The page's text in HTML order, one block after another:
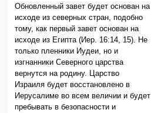
Обновленный завет будет основан на
исходе из северных стран, подобно
тому, как первый завет основан на
исходе из Египта (Иер. 16:14, 15). Не
только пленники Иудеи, но и
изгнанники Северного царства
вернутся на родину. Царство
Израиля будет восстановлено в
Иерусалиме во всем величии и будет
пребывать в безопасности и